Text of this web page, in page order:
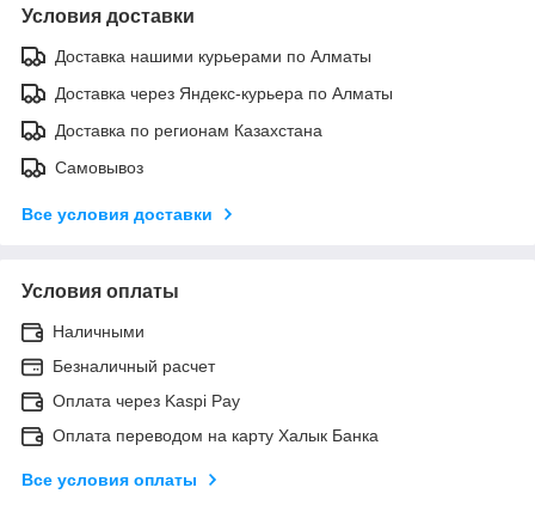
Условия доставки
Доставка нашими курьерами по Алматы
Доставка через Яндекс-курьера по Алматы
Доставка по регионам Казахстана
Самовывоз
Все условия доставки
Условия оплаты
Наличными
Безналичный расчет
Оплата через Kaspi Pay
Оплата переводом на карту Халык Банка
Все условия оплаты